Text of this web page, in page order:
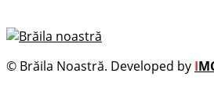
© Brăila Noastră. Developed by I